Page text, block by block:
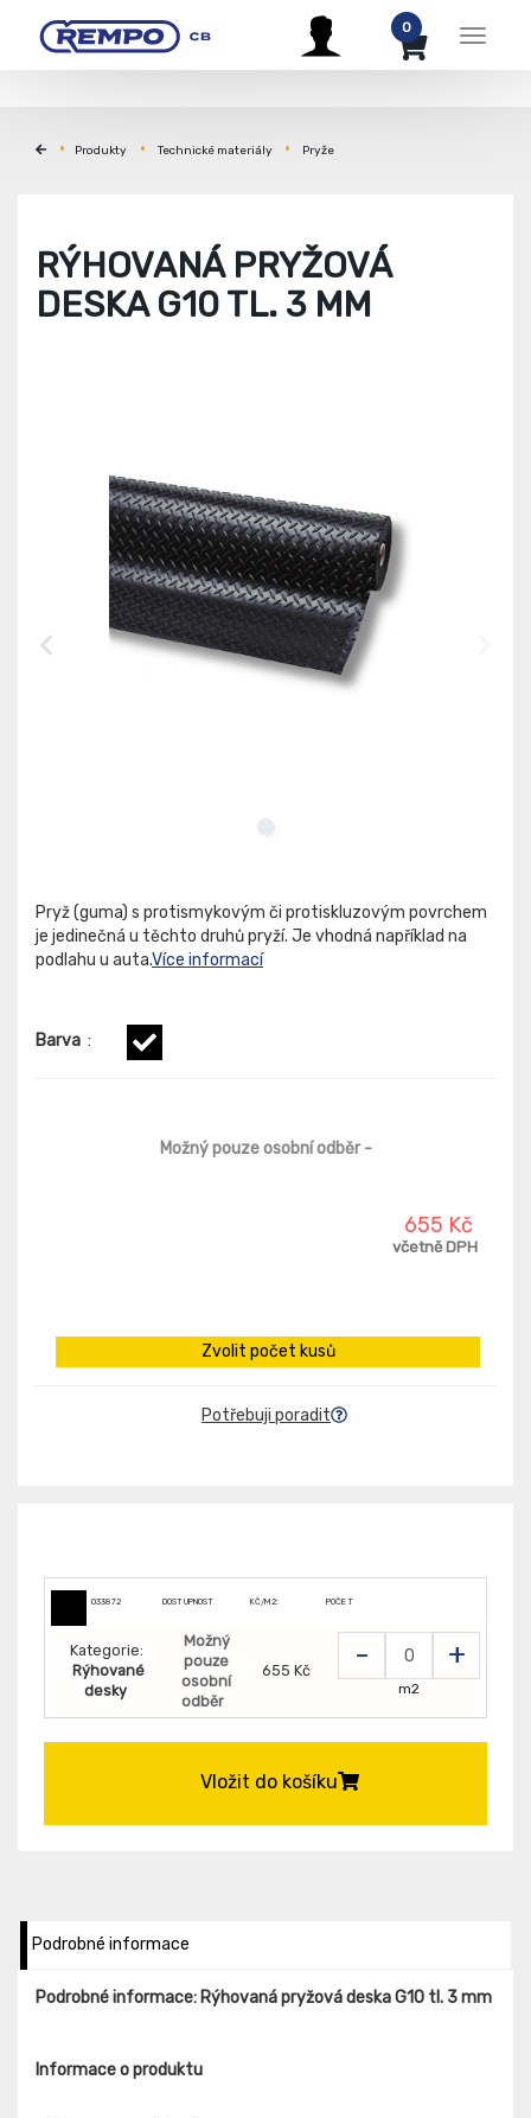
Menu
0
Produkty Technické materiály Pryže
RÝHOVANÁ PRYŽOVÁ
DESKA G10 TL. 3 MM
Pryž (guma) s protismykovým či protiskluzovým povrchem
je jedinečná u těchto druhů pryží. Je vhodná například na
podlahu u auta.Více informací
Barva :
Možný pouze osobní odběr-
655 Kč
včetně DPH
Zvolit počet kusů
Potřebuji poradit
033872 DOSTUPNOST KČ/M2: POČET
Kategorie:
Rýhované
desky
Možný
pouze
osobní
odběr
655 Kč - +
m2
Vložit do košíku
Podrobné informace
Podrobné informace: Rýhovaná pryžová deska G10 tl. 3 mm
Informace o produktu